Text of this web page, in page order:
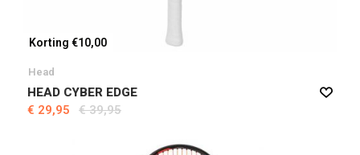
Korting €10,00
Head
HEAD CYBER EDGE
€ 29,95
€ 39,95